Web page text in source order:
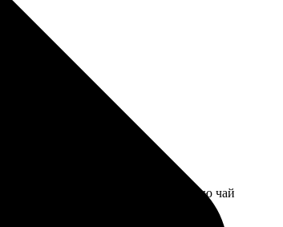
что часть лица обрезало. Теперь пью чай